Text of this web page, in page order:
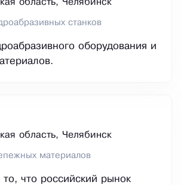
область, Челябинск
станков
оборудования и
область, Челябинск
материалов
то, что российский рынок